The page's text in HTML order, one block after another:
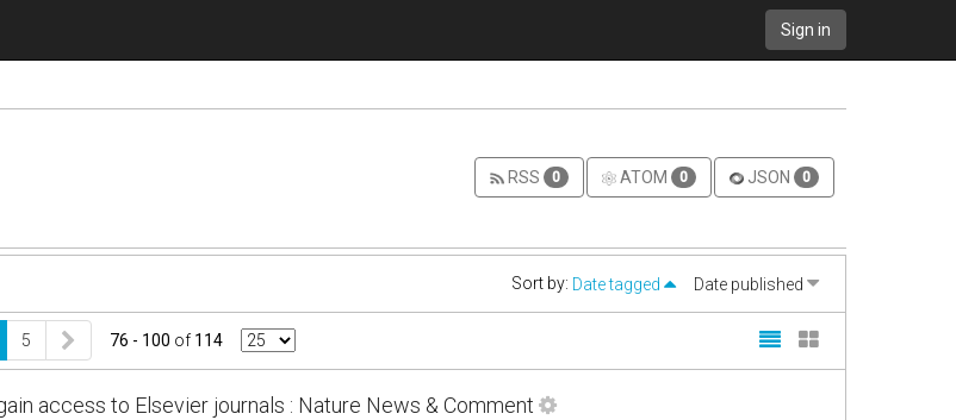
Sign in
RSS 0 ATOM 0 JSON 0
Sort by: Date tagged Date published
5 76 - 100 of 114
access to Elsevier journals : Nature News & Comment